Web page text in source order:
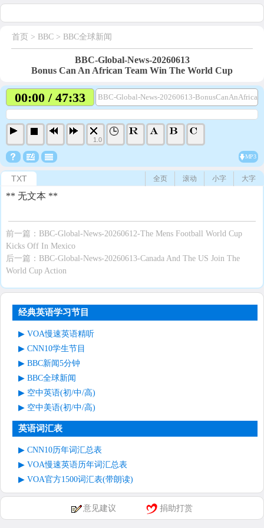
首页 > BBC > BBC全球新闻
BBC-Global-News-20260613
Bonus Can An African Team Win The World Cup
00:00 / 47:33 BBC-Global-News-20260613-
1.0
MP3
TXT 大字
小字
滚动
全页
** 无文本 **
前一篇： BBC-Global-News-20260612-The Mens Football World Cup
Kicks Off In Mexico
后一篇： BBC-Global-News-20260613-Canada And The US Join The
World Cup Action
经典英语学习节目
VOA慢速英语精听
CNN10学生节目
BBC新闻5分钟
BBC全球新闻
空中英语(初/中/高)
空中美语(初/中/高)
英语词汇表
CNN10历年词汇总表
VOA慢速英语历年词汇总表
VOA官方1500词汇表(带朗读)
意见建议 捐助打赏